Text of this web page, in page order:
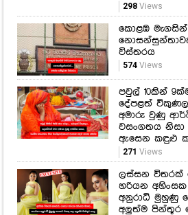
298Views
කොළඹ
විස්තරය
574Views
පවුල් 10කින්
දේපළත්
අමාරු වුණු
වසංගතය නිසා
ඇසෙන කඳුළු
271 Views
ලස්සන විතරක්
හරියන අහිංසක
අනුරාධි මුහුණු
අලුත්ම පින්තූර